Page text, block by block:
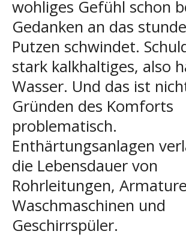
wohliges Gefühl schon
Gedanken an das
Putzen schwindet.
stark kalkhaltiges, also
Wasser. Und das ist
Gründen des Komforts
problematisch.
Enthärtungsanlagen
die Lebensdauer von
Rohrleitungen,
Waschmaschinen und
Geschirrspüler.